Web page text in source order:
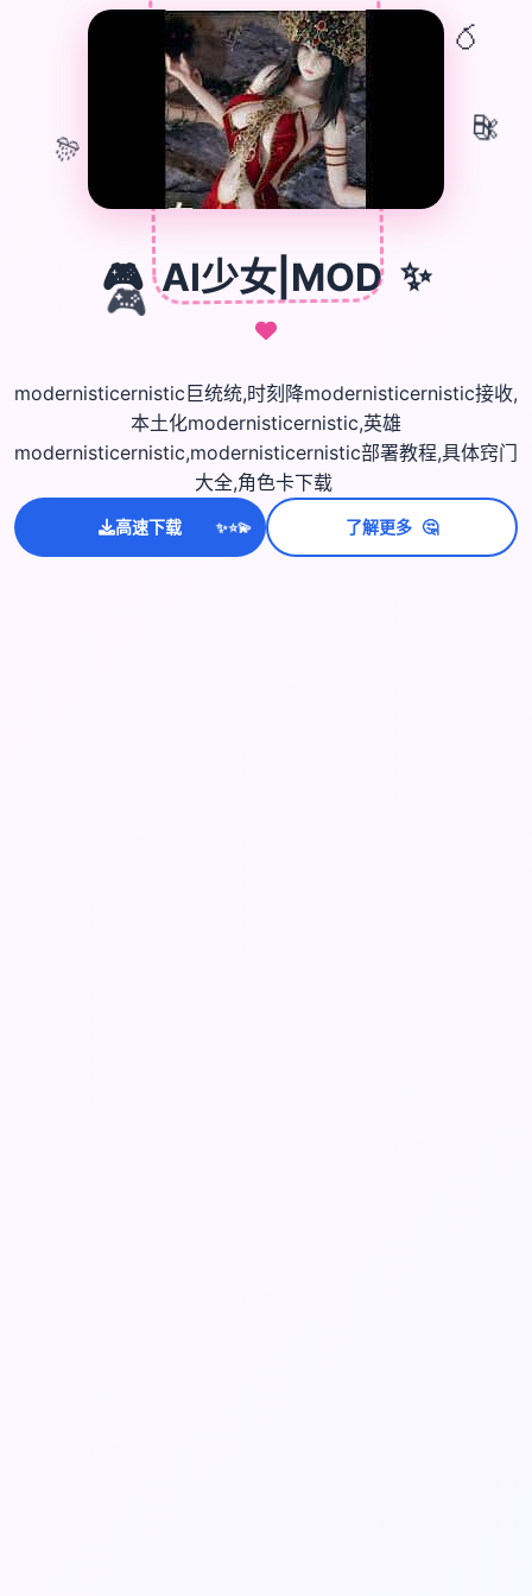
🎮
🎮 AI少女|MOD ✨
modernisticernistic巨统统,时刻降modernisticernistic接收,
本土化modernisticernistic,英雄
modernisticernistic,modernisticernistic部署教程,具体窍门
大全,角色卡下载
高速下载 ✨⭐💫 了解更多 🤔
🎈
🎊 🎁